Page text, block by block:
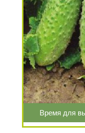
Время для